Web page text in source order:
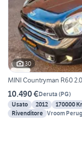
30
MINI Countryman R60
10.490 €Deruta (PG)
Usato
2012 170000
Rivenditore Vroom